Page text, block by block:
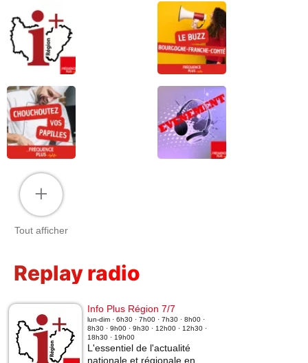
+
Tout afficher
Replay radio
Info Plus Région 7/7
lun-dim · 6h30 · 7h00 · 7h30 · 8h00 ·
8h30 · 9h00 · 9h30 · 12h00 · 12h30 ·
18h30 · 19h00
L'essentiel de l'actualité
nationale et régionale en